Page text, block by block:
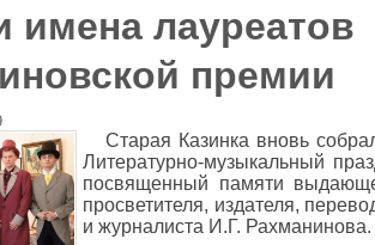
имена лауреатов
премии
Старая Казинка вновь
Литературно-музыкальный
посвященный памяти
просветителя, издателя,
и журналиста И.Г. Рахманинова.